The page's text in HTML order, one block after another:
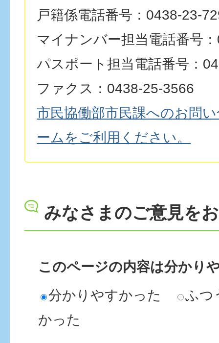
戸籍係電話番号：0438-23-
マイナンバー担当電話番号
パスポート担当電話番号：
ファクス：0438-25-3566
市民協働部市民課へのお問
ームをご利用ください。
みなさまのご意見を
このページの内容は分かり
分かりやすかった
ふつ
かった